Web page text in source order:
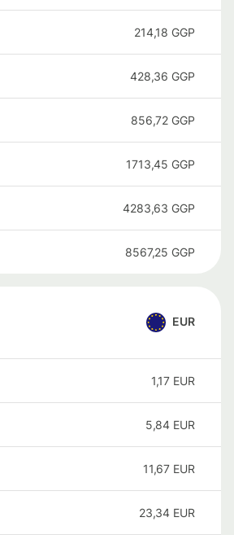
214,18 GGP
428,36 GGP
856,72 GGP
1713,45 GGP
4283,63 GGP
8567,25 GGP
EUR
1,17 EUR
5,84 EUR
11,67 EUR
23,34 EUR